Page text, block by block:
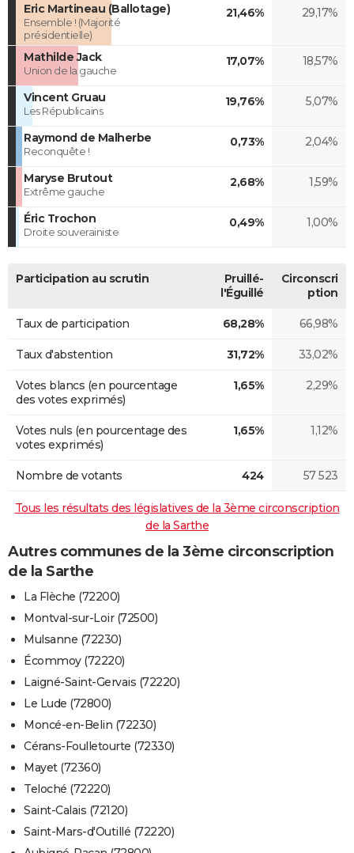
Eric Martineau (Ballotage)
Ensemble ! (Majorité
présidentielle)
21,46% 29,17%
Mathilde Jack
Union de la gauche
17,07% 18,57%
Vincent Gruau
Les Républicains
19,76% 5,07%
Raymond de Malherbe
Reconquête !
0,73% 2,04%
Maryse Brutout
Extrême gauche
2,68% 1,59%
Éric Trochon
Droite souverainiste
0,49% 1,00%
Participation au scrutin
Pruillé-
l'Éguillé
Circonscri
ption
Taux de participation 68,28% 66,98%
Taux d'abstention 31,72% 33,02%
Votes blancs (en pourcentage
des votes exprimés)
1,65% 2,29%
Votes nuls (en pourcentage des
votes exprimés)
1,65% 1,12%
Nombre de votants 424 57 523
Tous les résultats des législatives de la 3ème circonscription
de la Sarthe
Autres communes de la 3ème circonscription
de la Sarthe
La Flèche (72200)
Montval-sur-Loir (72500)
Mulsanne (72230)
Écommoy (72220)
Laigné-Saint-Gervais (72220)
Le Lude (72800)
Moncé-en-Belin (72230)
Cérans-Foulletourte (72330)
Mayet (72360)
Teloché (72220)
Saint-Calais (72120)
Saint-Mars-d'Outillé (72220)